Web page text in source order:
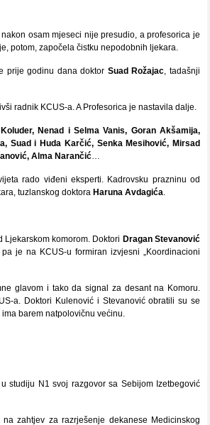
osam mjeseci nije presudio, a profesorica je
potom, započela čistku nepodobnih ljekara.
prije godinu dana doktor Suad Rožajac, tadašnji
radnik KCUS-a. A Profesorica je nastavila dalje.
Nenad i Selma Vanis, Goran Akšamija,
Suad i Huda Karčić, Senka Mesihović, Mirsad
Alma Narančić…
rado viđeni eksperti. Kadrovsku prazninu od
tuzlanskog doktora Haruna Avdagića.
komorom. Doktori Dragan Stevanović
je na KCUS-u formiran izvjesni „Koordinacioni
glavom i tako da signal za desant na Komoru.
a. Doktori Kulenović i Stevanović obratili su se
barem natpolovičnu većinu.
studiju N1 svoj razgovor sa Sebijom Izetbegović
zahtjev za razrješenje dekanese Medicinskog